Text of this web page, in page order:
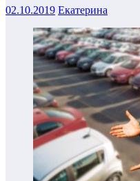
02.10.2019 Екатерина